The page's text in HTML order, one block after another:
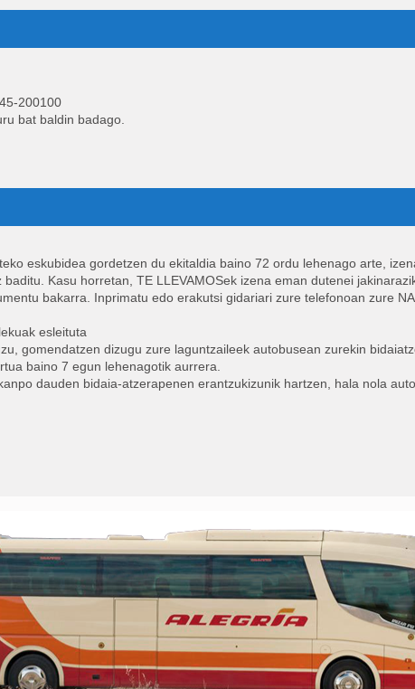
200100
bat baldin badago.
eskubidea gordetzen du ekitaldia baino 72 ordu lehenago arte,
Kasu horretan, TE LLEVAMOSek izena eman dutenei
bakarra. Inprimatu edo erakutsi gidariari zure telefonoan zure
esleituta
gomendatzen dizugu zure laguntzaileek autobusean zurekin
baino 7 egun lehenagotik aurrera.
dauden bidaia-atzerapenen erantzukizunik hartzen, hala nola